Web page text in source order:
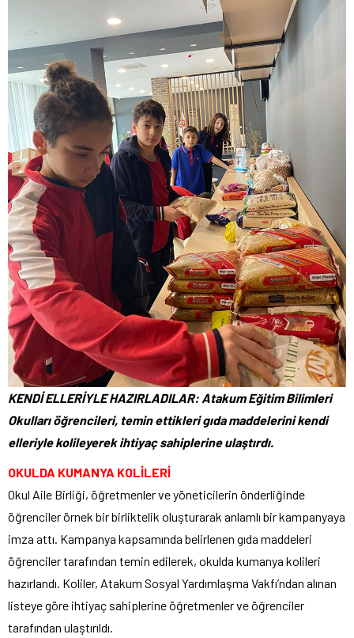
KENDİ ELLERİYLE HAZIRLADILAR: Atakum Eğitim Bilimleri
Okulları öğrencileri, temin ettikleri gıda maddelerini kendi
elleriyle kolileyerek ihtiyaç sahiplerine ulaştırdı.
OKULDA KUMANYA KOLİLERİ
Okul Aile Birliği, öğretmenler ve yöneticilerin önderliğinde
öğrenciler örnek bir birliktelik oluşturarak anlamlı bir kampanyaya
imza attı. Kampanya kapsamında belirlenen gıda maddeleri
öğrenciler tarafından temin edilerek, okulda kumanya kolileri
hazırlandı. Koliler, Atakum Sosyal Yardımlaşma Vakfı’ndan alınan
listeye göre ihtiyaç sahiplerine öğretmenler ve öğrenciler
tarafından ulaştırıldı.